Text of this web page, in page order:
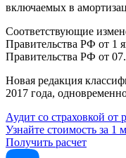
включаемых в
Соответствующие
Правительства РФ от 1
Правительства РФ от
Новая редакция
2017 года,
Аудит со страховкой от
Узнайте стоимость за 1
Получить расчет